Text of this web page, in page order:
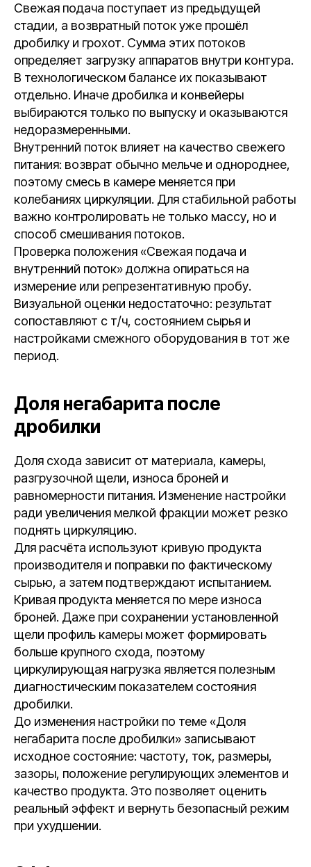
Свежая подача поступает из предыдущей
стадии, а возвратный поток уже прошёл
дробилку и грохот. Сумма этих потоков
определяет загрузку аппаратов внутри контура.
В технологическом балансе их показывают
отдельно. Иначе дробилка и конвейеры
выбираются только по выпуску и оказываются
недоразмеренными.
Внутренний поток влияет на качество свежего
питания: возврат обычно мельче и однороднее,
поэтому смесь в камере меняется при
колебаниях циркуляции. Для стабильной работы
важно контролировать не только массу, но и
способ смешивания потоков.
Проверка положения «Свежая подача и
внутренний поток» должна опираться на
измерение или репрезентативную пробу.
Визуальной оценки недостаточно: результат
сопоставляют с т/ч, состоянием сырья и
настройками смежного оборудования в тот же
период.
Доля негабарита после
дробилки
Доля схода зависит от материала, камеры,
разгрузочной щели, износа броней и
равномерности питания. Изменение настройки
ради увеличения мелкой фракции может резко
поднять циркуляцию.
Для расчёта используют кривую продукта
производителя и поправки по фактическому
сырью, а затем подтверждают испытанием.
Кривая продукта меняется по мере износа
броней. Даже при сохранении установленной
щели профиль камеры может формировать
больше крупного схода, поэтому
циркулирующая нагрузка является полезным
диагностическим показателем состояния
дробилки.
До изменения настройки по теме «Доля
негабарита после дробилки» записывают
исходное состояние: частоту, ток, размеры,
зазоры, положение регулирующих элементов и
качество продукта. Это позволяет оценить
реальный эффект и вернуть безопасный режим
при ухудшении.